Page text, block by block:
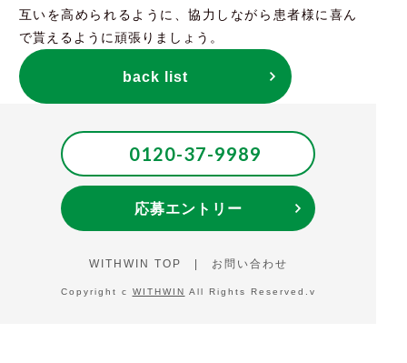
互いを高められるように、協力しながら患者様に喜ん
で貰えるように頑張りましょう。
back list
0120-37-9989
応募エントリー
WITHWIN TOP お問い合わせ
Copyright c WITHWIN All Rights Reserved.v